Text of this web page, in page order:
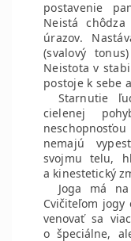
postavenie
Neistá
úrazov.
(svalový
Neistota v
postoje k sebe
Starnutie
cielenej
nemajú
svojmu telu,
a kinestetický
Joga má
Cvičiteľom jogy
venovať sa
o špeciálne,